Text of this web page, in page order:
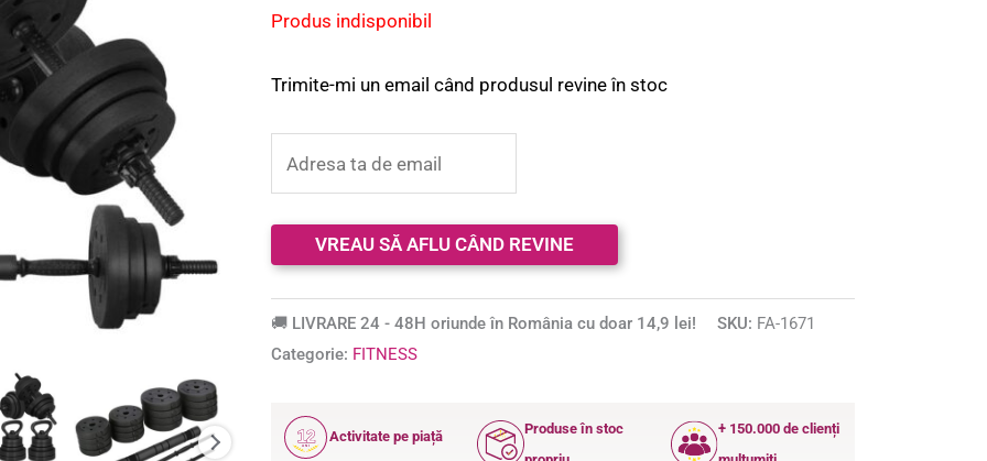
Produs indisponibil
Trimite-mi un email când produsul revine în stoc
🚚 LIVRARE 24 - 48H oriunde în România cu doar 14,9 lei! SKU: FA-1671
Categorie: FITNESS
12
ANI
Activitate pe piață
Produse în stoc
+ 150.000 de clienți